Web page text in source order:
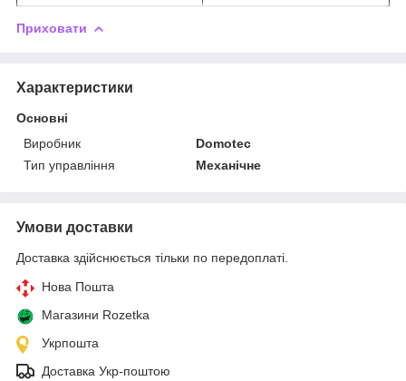
Приховати
Характеристики
Основні
Виробник
Domotec
Тип управління
Механічне
Умови доставки
Доставка здійснюється тільки по передоплаті.
Нова Пошта
Магазини Rozetka
Укрпошта
Доставка Укр-поштою